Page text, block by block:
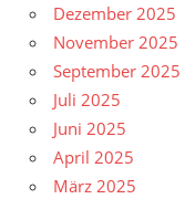
Dezember 2025
November 2025
September 2025
Juli 2025
Juni 2025
April 2025
März 2025